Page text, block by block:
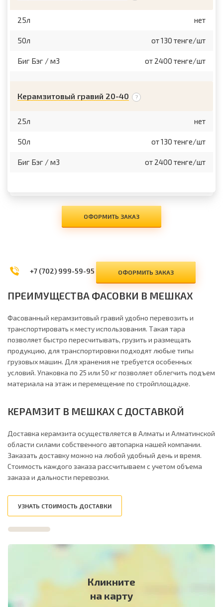
25л нет
50л от 130 тенге/шт
Биг Бэг / м3 от 2400 тенге/шт
Керамзитовый гравий 20-40
25л нет
50л от 130 тенге/шт
Биг Бэг / м3 от 2400 тенге/шт
ОФОРМИТЬ ЗАКАЗ
+7 (702) 999-59-95 ОФОРМИТЬ ЗАКАЗ
ПРЕИМУЩЕСТВА ФАСОВКИ В МЕШКАХ
Фасованный керамзитовый гравий удобно перевозить и
транспортировать к месту использования. Такая тара
позволяет быстро пересчитывать, грузить и размещать
продукцию, для транспортировки подходят любые типы
грузовых машин. Для хранения не требуется особенных
условий. Упаковка по 25 или 50 кг позволяет облегчить подъем
материала на этаж и перемещение по стройплощадке.
КЕРАМЗИТ В МЕШКАХ С ДОСТАВКОЙ
Доставка керамзита осуществляется в Алматы и Алматинской
области силами собственного автопарка нашей компании.
Заказать доставку можно на любой удобный день и время.
Стоимость каждого заказа рассчитываем с учетом объема
заказа и дальности перевозки.
УЗНАТЬ СТОИМОСТЬ ДОСТАВКИ
Кликните
на карту